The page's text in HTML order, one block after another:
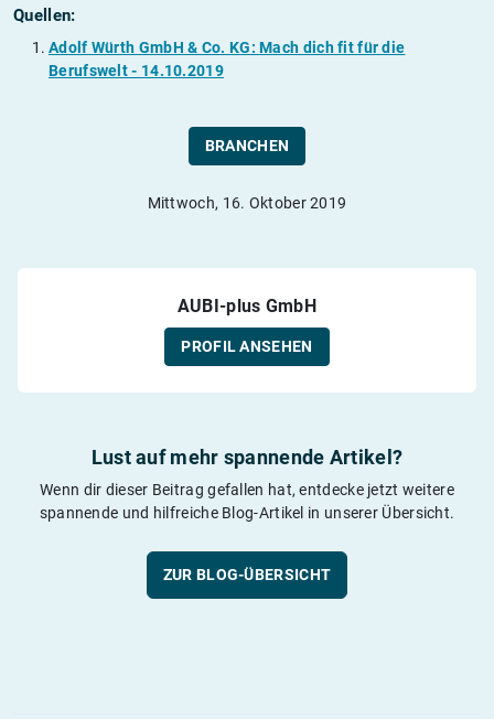
Quellen:
Adolf Würth GmbH & Co. KG: Mach dich fit für die
Berufswelt - 14.10.2019
BRANCHEN
Mittwoch, 16. Oktober 2019
AUBI-plus GmbH
PROFIL ANSEHEN
Lust auf mehr spannende Artikel?
Wenn dir dieser Beitrag gefallen hat, entdecke jetzt weitere
spannende und hilfreiche Blog-Artikel in unserer Übersicht.
ZUR BLOG-ÜBERSICHT